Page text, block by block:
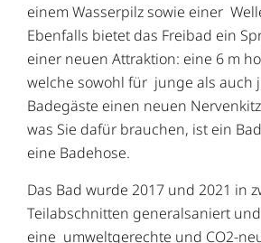
einem Wasserpilz sowie einer
Ebenfalls bietet das Freibad ein
einer neuen Attraktion: eine 6 m
welche sowohl für junge als auch
Badegäste einen neuen
was Sie dafür brauchen, ist ein
eine Badehose.
Das Bad wurde 2017 und 2021 in
Teilabschnitten generalsaniert
eine umweltgerechte und CO2-